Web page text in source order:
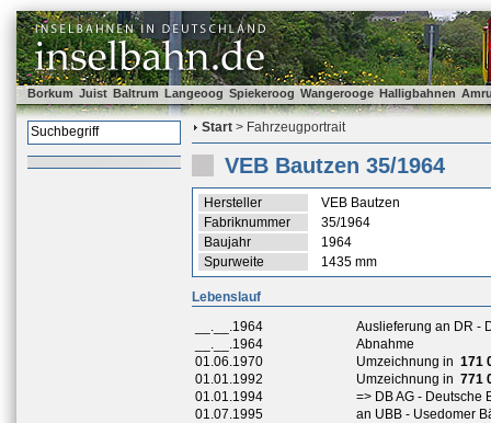
Borkum Juist Baltrum Langeoog Spiekeroog Wangerooge Halligbahnen
Start > Fahrzeugportrait
VEB Bautzen 35/1964
Hersteller
VEB Bautzen
Fabriknummer
35/1964
Baujahr
1964
Spurweite
1435 mm
Lebenslauf
__.__.1964
Auslieferung an DR -
__.__.1964
Abnahme
01.06.1970
Umzeichnung in 171
01.01.1992
Umzeichnung in 771
01.01.1994
=> DB AG - Deutsche
01.07.1995
an UBB - Usedomer